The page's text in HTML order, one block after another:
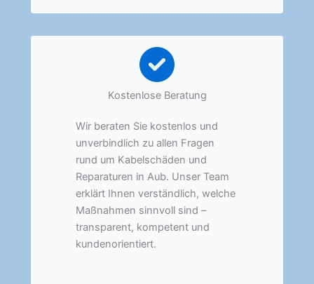
Kostenlose Beratung
Wir beraten Sie kostenlos und
unverbindlich zu allen Fragen
rund um Kabelschäden und
Reparaturen in Aub. Unser Team
erklärt Ihnen verständlich, welche
Maßnahmen sinnvoll sind –
transparent, kompetent und
kundenorientiert.